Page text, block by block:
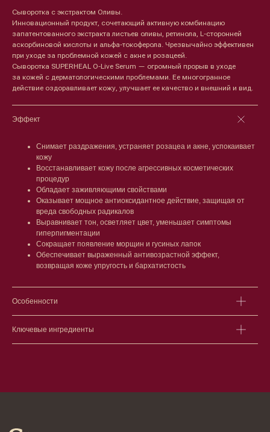
Сыворотка с экстрактом Оливы.
Инновационный продукт, сочетающий активную комбинацию
запатентованного экстракта листьев оливы, ретинола, L-сторонней
аскорбиновой кислоты и альфа-токоферола. Чрезвычайно эффективен
при уходе за проблемной кожей с акне и розацеей.
Сыворотка SUPERHEAL O-Live Serum — огромный прорыв в уходе
за кожей с дерматологическими проблемами. Ее многогранное
действие оздоравливает кожу, улучшает ее качество и внешний и вид.
Эффект
Снимает раздражения, устраняет розацеа и акне, успокаивает
кожу
Восстанавливает кожу после агрессивных косметических
процедур
Обладает заживляющими свойствами
Оказывает мощное антиоксидантное действие, защищая от
вреда свободных радикалов
Выравнивает тон, осветляет цвет, уменьшает симптомы
гиперпигментации
Сокращает появление морщин и гусиных лапок
Обеспечивает выраженный антивозрастной эффект,
возвращая коже упругость и бархатистость
Особенности
Ключевые ингредиенты
Тело
Кремы
Лосьоны
Очищение
Шея и зона декольте
Уход за руками
Уход за ногами
Средства для ванны
Гаджеты
Лицо
Проблемы
Очищение
Увлажнение/питание
Сыворотки/ эссенции
Ретинол
Защита от солнца
Тонизация
Восстановление
Маски и патчи
Средства для укладки